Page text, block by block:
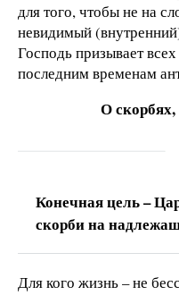
для того, чтобы не на
невидимый
Господь призывает
последним временам
О скорбях,
Конечная цель –
скорби на
Для кого жизнь – не